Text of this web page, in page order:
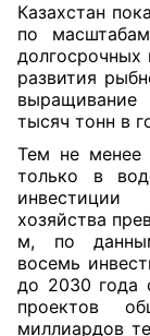
Казахстан
по
долгосрочных
развития
тысяч тонн в
Тем не менее
только в
хозяйства
м, по данным
восемь
до 2030 года
проектов
миллиардов